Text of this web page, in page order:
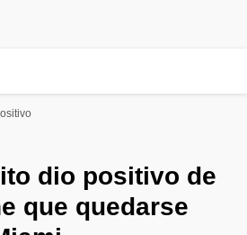
dio positivo de
que quedarse